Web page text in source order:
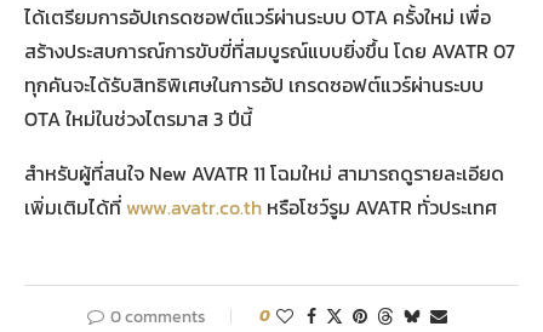
ได้เตรียมการอัปเกรดซอฟต์แวร์ผ่านระบบ OTA ครั้งใหม่ เพื่อ
สร้างประสบการณ์การขับขี่ที่สมบูรณ์แบบยิ่งขึ้น โดย AVATR 07
ทุกคันจะได้รับสิทธิพิเศษในการอัป เกรดซอฟต์แวร์ผ่านระบบ
OTA ใหม่ในช่วงไตรมาส 3 ปีนี้
สำหรับผู้ที่สนใจ New AVATR 11 โฉมใหม่ สามารถดูรายละเอียด
เพิ่มเติมได้ที่www.avatr.co.th หรือโชว์รูม AVATR ทั่วประเทศ
0 comments 0